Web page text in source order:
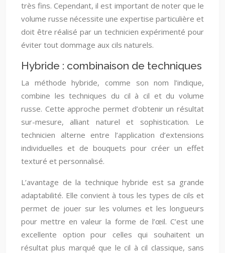
très fins. Cependant, il est important de noter que le
volume russe nécessite une expertise particulière et
doit être réalisé par un technicien expérimenté pour
éviter tout dommage aux cils naturels.
Hybride : combinaison de techniques
La méthode hybride, comme son nom l’indique,
combine les techniques du cil à cil et du volume
russe. Cette approche permet d’obtenir un résultat
sur-mesure, alliant naturel et sophistication. Le
technicien alterne entre l’application d’extensions
individuelles et de bouquets pour créer un effet
texturé et personnalisé.
L’avantage de la technique hybride est sa grande
adaptabilité. Elle convient à tous les types de cils et
permet de jouer sur les volumes et les longueurs
pour mettre en valeur la forme de l’œil. C’est une
excellente option pour celles qui souhaitent un
résultat plus marqué que le cil à cil classique, sans